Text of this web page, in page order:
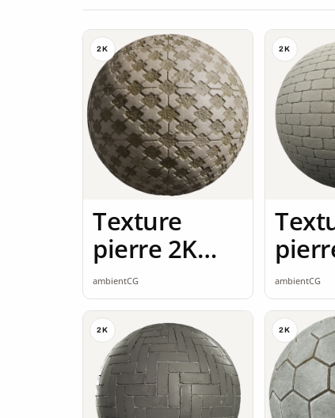
2K
Texture
pierre 2K
seamless
ambientCG
2K
ambientCG
2K 2K